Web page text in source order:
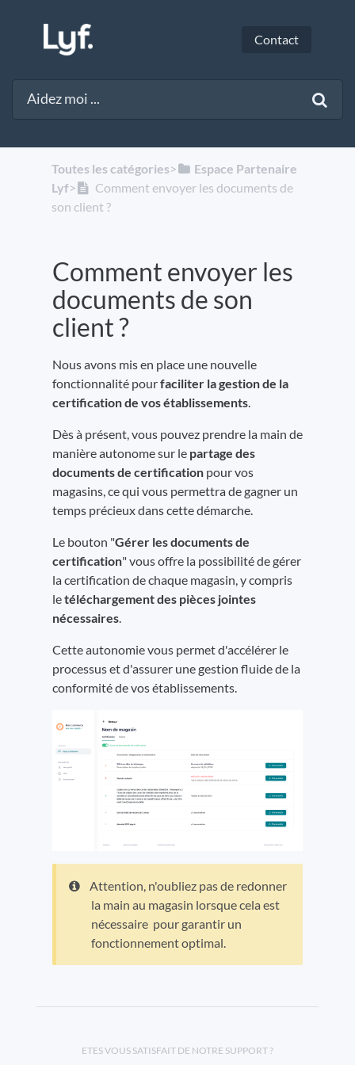
Contact
Toutes les catégories​>​
​Espace Partenaire
Lyf​>​
Comment envoyer les documents de
son client ?
Comment envoyer les
documents de son
client ?
Nous avons mis en place une nouvelle
fonctionnalité pourfaciliter la gestion de la
certification de vos établissements.
Dès à présent, vous pouvez prendre la main de
manière autonome sur le partage des
documents de certification pour vos
magasins, ce qui vous permettra de gagner un
temps précieux dans cette démarche.
Le bouton "Gérer les documents de
certification" vous offre la possibilité de gérer
la certification de chaque magasin, y compris
letéléchargement des pièces jointes
nécessaires.
Cette autonomie vous permet d'accélérer le
processus et d'assurer une gestion fluide de la
conformité de vos établissements.
Attention, n'oubliez pas de redonner
la main au magasin lorsque cela est
nécessaire pour garantir un
fonctionnement optimal.
ETES VOUS SATISFAIT DE NOTRE SUPPORT ?